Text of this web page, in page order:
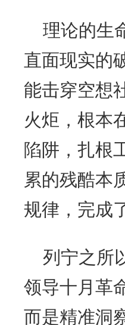
理论的生
直面现实的
能击穿空想
火炬，根本
陷阱，扎根
累的残酷本
规律，完成
列宁之所
领导十月革
而是精准洞